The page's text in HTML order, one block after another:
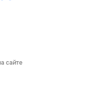
сайте